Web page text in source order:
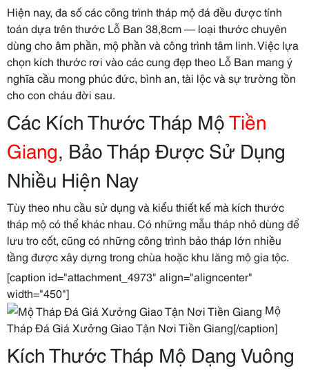
Hiện nay, đa số các công trình tháp mộ đá đều được tính
toán dựa trên thước Lỗ Ban 38,8cm — loại thước chuyên
dùng cho âm phần, mộ phần và công trình tâm linh. Việc lựa
chọn kích thước rơi vào các cung đẹp theo Lỗ Ban mang ý
nghĩa cầu mong phúc đức, bình an, tài lộc và sự trường tồn
cho con cháu đời sau.
Các Kích Thước Tháp MộTiền
Giang, Bảo Tháp Được Sử Dụng
Nhiều Hiện Nay
Tùy theo nhu cầu sử dụng và kiểu thiết kế mà kích thước
tháp mộ có thể khác nhau. Có những mẫu tháp nhỏ dùng để
lưu tro cốt, cũng có những công trình bảo tháp lớn nhiều
tầng được xây dựng trong chùa hoặc khu lăng mộ gia tộc.
[caption id="attachment_4973" align="aligncenter"
width="450"]
Mộ
Tháp Đá Giá Xưởng Giao Tận Nơi Tiền Giang[/caption]
Kích Thước Tháp Mộ Dạng Vuông